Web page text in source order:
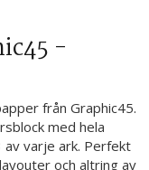
-
från Graphic45.
med hela
av varje ark. Perfekt
och altring av